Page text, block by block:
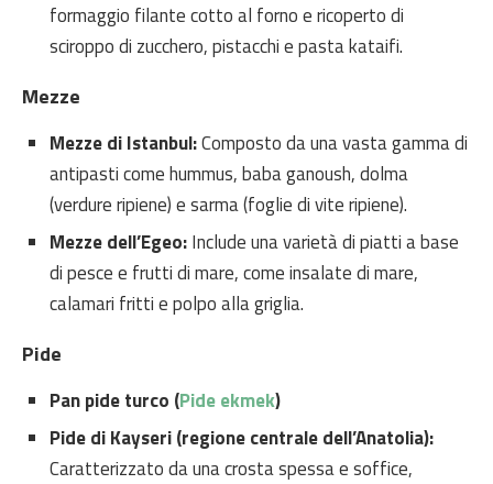
formaggio filante cotto al forno e ricoperto di
sciroppo di zucchero, pistacchi e pasta kataifi.
Mezze
Mezze di Istanbul:Composto da una vasta gamma di
antipasti come hummus, baba ganoush, dolma
(verdure ripiene) e sarma (foglie di vite ripiene).
Mezze dell’Egeo:Include una varietà di piatti a base
di pesce e frutti di mare, come insalate di mare,
calamari fritti e polpo alla griglia.
Pide
Pan pide turco (Pide ekmek)
Pide di Kayseri (regione centrale dell’Anatolia):
Caratterizzato da una crosta spessa e soffice,